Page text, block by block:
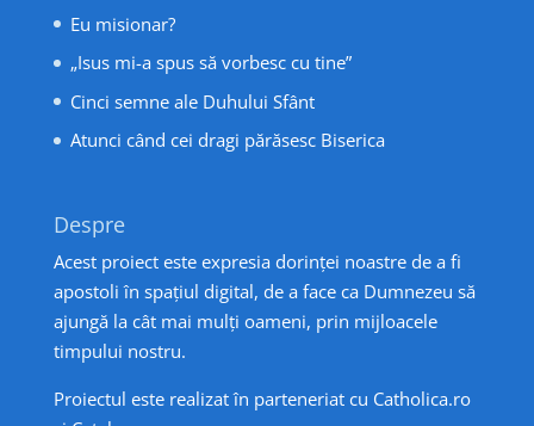
Eu misionar?
„Isus mi-a spus să vorbesc cu tine”
Cinci semne ale Duhului Sfânt
Atunci când cei dragi părăsesc Biserica
Despre
Acest proiect este expresia dorinței noastre de a fi
apostoli în spațiul digital, de a face ca Dumnezeu să
ajungă la cât mai mulți oameni, prin mijloacele
timpului nostru.
Proiectul este realizat în parteneriat cu Catholica.ro